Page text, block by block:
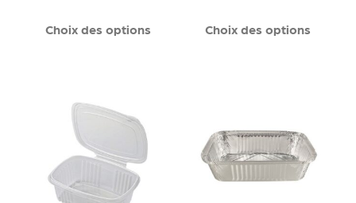
Choix des options Choix des options